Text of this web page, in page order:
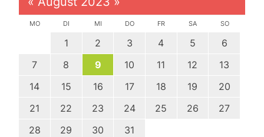
MO DI MI DO FR SA SO
1 2 3 4 5
6
7
8 9 10 11 12
13
14
15 16 17 18 19
20
21
22 23 24 25 26
27
28
29 30 31